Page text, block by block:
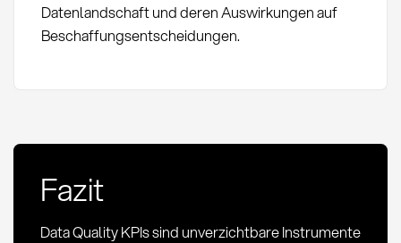
Datenlandschaft und deren Auswirkungen auf
Beschaffungsentscheidungen.
Fazit
Data Quality KPIs sind unverzichtbare Instrumente